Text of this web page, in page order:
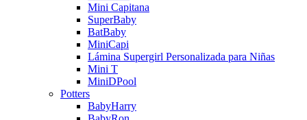
Mini Capitana
SuperBaby
BatBaby
MiniCapi
Lámina Supergirl Personalizada para Niñas
Mini T
MiniDPool
Potters
BabyHarry